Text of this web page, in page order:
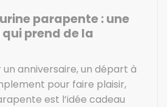
parapente : une
prend de la
anniversaire, un départ à
pour faire plaisir,
est l’idée cadeau